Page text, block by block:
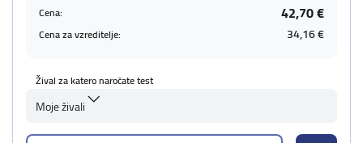
Cena: 42,70 €
Cena za vzreditelje: 34,16 €
Žival za katero naročate test
Moje živali